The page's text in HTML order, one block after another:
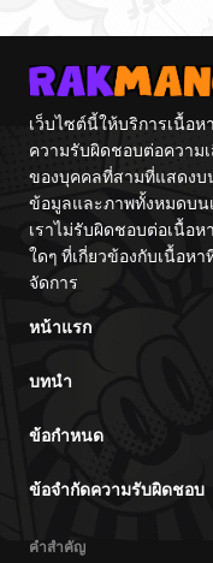
เว็บไซต์นี้ให้บริการเนื้อ
ความรับผิดชอบต่อความ
ของบุคคลที่สามที่แสดงบ
ข้อมูลและภาพทั้งหมดบน
เราไม่รับผิดชอบต่อเนื้อ
ใดๆ ที่เกี่ยวข้องกับเนื้อห
จัดการ
หน้าแรก
บทนำ
ข้อกำหนด
ข้อจำกัดความรับผิดชอบ
คำสำคัญ